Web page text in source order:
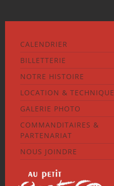
CALENDRIER
BILLETTERIE
NOTRE HISTOIRE
LOCATION & TECHNIQUE
GALERIE PHOTO
COMMANDITAIRES &
PARTENARIAT
NOUS JOINDRE